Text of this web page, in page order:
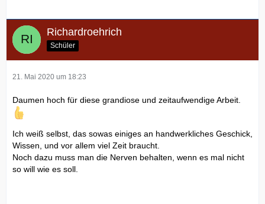
Richardroehrich
Schüler
21. Mai 2020 um 18:23
Daumen hoch für diese grandiose und zeitaufwendige Arbeit.
Ich weiß selbst, das sowas einiges an handwerkliches Geschick,
Wissen, und vor allem viel Zeit braucht.
Noch dazu muss man die Nerven behalten, wenn es mal nicht
so will wie es soll.